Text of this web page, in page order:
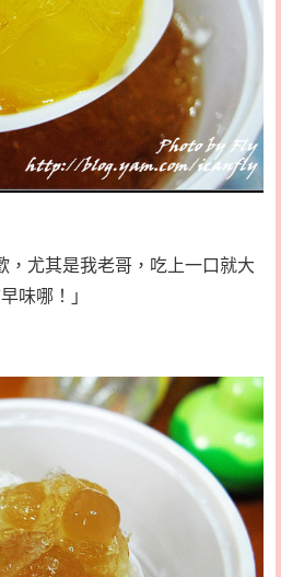
，尤其是我老哥，吃上一口就大
味哪！」